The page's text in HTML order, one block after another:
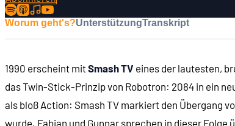
00:07:38 - Vorbild: Running Man
00:07:59 - Gewaltgrad
Worum geht's?UnterstützungTranskript
1990 erscheint mitSmash TV eines der lautesten,
das Twin-Stick-Prinzip von Robotron: 2084 in ein
als bloß Action: Smash TV markiert den Übergang
wurde. Fabian und Gunnar sprechen in dieser